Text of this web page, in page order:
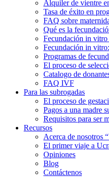
Alquiler de vientre
Tasa de éxito en
FAQ sobre
Qué es la
Fecundación in
Fecundación in
Programas de
El proceso de
Catalogo de
FAQ IVF
Para las subrogadas
El proceso de
Pagos a una madre
Requisitos para ser
Recursos
Acerca de nosotros
El primer viaje a
Opiniones
Blog
Contáctenos